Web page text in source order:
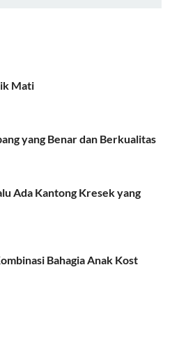
Mati
yang Benar dan Berkualitas
Ada Kantong Kresek yang
Bahagia Anak Kost